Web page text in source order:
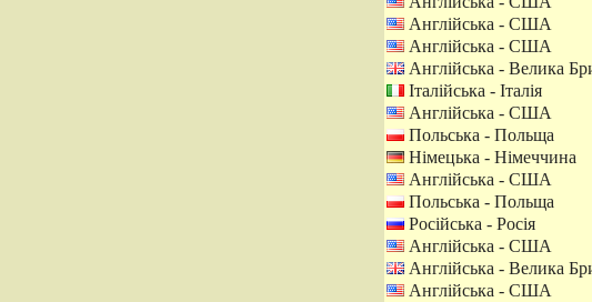
Англійська - США
Англійська - США
Англійська - Велика
Італійська - Італія
Англійська - США
Польська - Польща
Німецька - Німеччина
Англійська - США
Польська - Польща
Російська - Росія
Англійська - США
Англійська - Велика
Англійська - США